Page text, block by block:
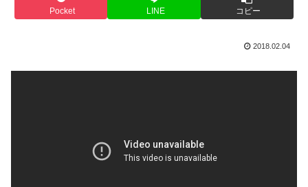
Pocket LINE コピー
2018.02.04